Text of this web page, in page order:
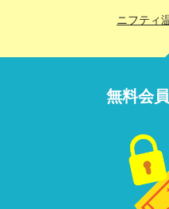
ニフティ
無料会